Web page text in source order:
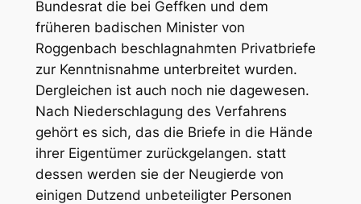
Bundesrat die bei Geffken und dem
früheren badischen Minister von
Roggenbach beschlagnahmten Privatbriefe
zur Kenntnisnahme unterbreitet wurden.
Dergleichen ist auch noch nie dagewesen.
Nach Niederschlagung des Verfahrens
gehört es sich, das die Briefe in die Hände
ihrer Eigentümer zurückgelangen. statt
dessen werden sie der Neugierde von
einigen Dutzend unbeteiligter Personen